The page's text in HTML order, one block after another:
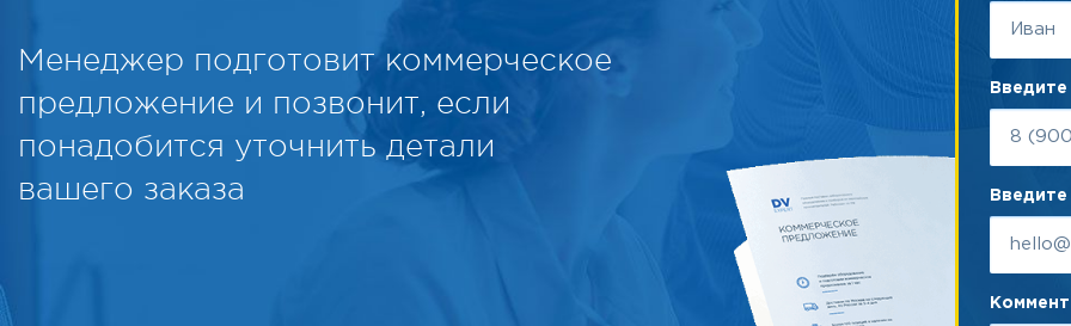
Менеджер подготовит коммерческое
предложение и позвонит, если
понадобится уточнить детали
вашего заказа